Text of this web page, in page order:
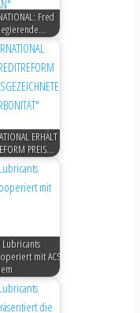
Fred
ERHÄLT
PREIS…
Lubricants
mit ACS